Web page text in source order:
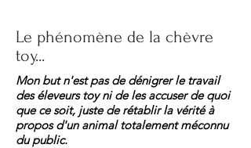
Le phénomène de la chèvre
toy...
Mon but n'est pas de dénigrer le travail
des éleveurs toy ni de les accuser de quoi
que ce soit, juste de rétablir la vérité à
propos d'un animal totalement méconnu
du public.